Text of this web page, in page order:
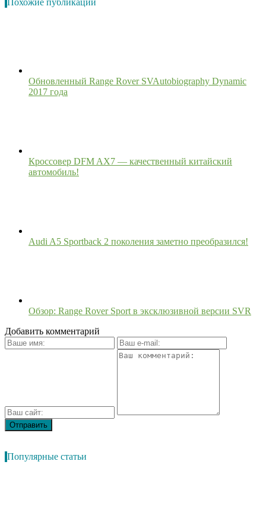
Обновленный Range Rover SVAutobiography Dynamic
2017 года
Кроссовер DFM AX7 — качественный китайский
автомобиль!
Audi A5 Sportback 2 поколения заметно преобразился!
Обзор: Range Rover Sport в эксклюзивной версии SVR
Добавить комментарий
Популярные статьи